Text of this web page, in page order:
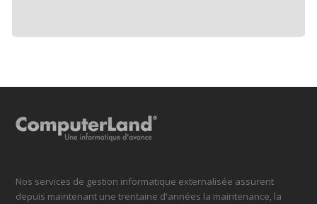
Nos services de gestion informatique externalisée assurent
depuis maintenant une trentaine d'années la maintenance, la